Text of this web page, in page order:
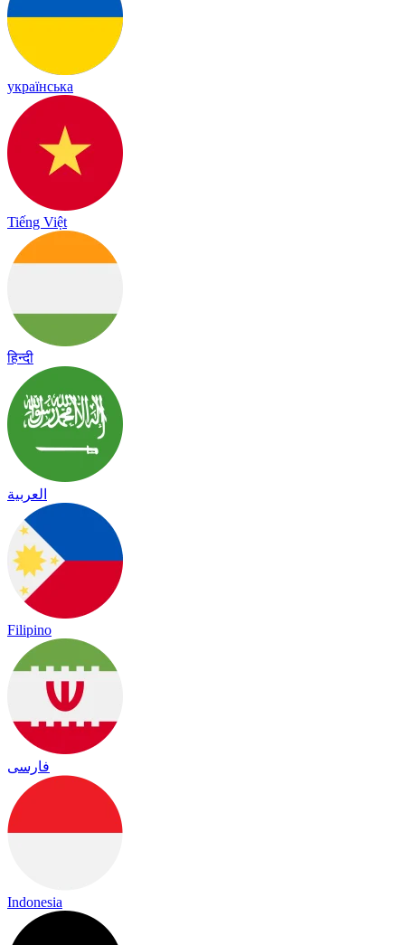
українська
Tiếng Việt
हिन्दी
العربية
Filipino
فارسی
Indonesia